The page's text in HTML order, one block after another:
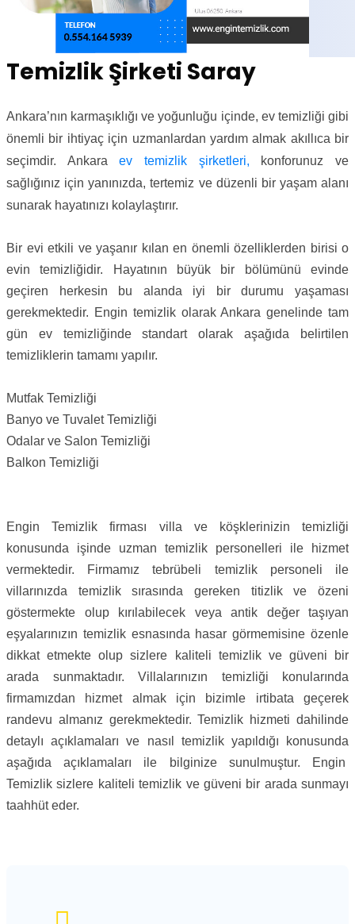
Temizlik Şirketi Saray
Ankara’nın karmaşıklığı ve yoğunluğu içinde, ev temizliği gibi
önemli bir ihtiyaç için uzmanlardan yardım almak akıllıca bir
seçimdir. Ankaraev temizlik şirketleri, konforunuz ve
sağlığınız için yanınızda, tertemiz ve düzenli bir yaşam alanı
sunarak hayatınızı kolaylaştırır.
Bir evi etkili ve yaşanır kılan en önemli özelliklerden birisi o
evin temizliğidir. Hayatının büyük bir bölümünü evinde
geçiren herkesin bu alanda iyi bir durumu yaşaması
gerekmektedir. Engin temizlik olarak Ankara genelinde tam
gün ev temizliğinde standart olarak aşağıda belirtilen
temizliklerin tamamı yapılır.
Mutfak Temizliği
Banyo ve Tuvalet Temizliği
Odalar ve Salon Temizliği
Balkon Temizliği
Engin Temizlik firması villa ve köşklerinizin temizliği
konusunda işinde uzman temizlik personelleri ile hizmet
vermektedir. Firmamız tebrübeli temizlik personeli ile
villarınızda temizlik sırasında gereken titizlik ve özeni
göstermekte olup kırılabilecek veya antik değer taşıyan
eşyalarınızın temizlik esnasında hasar görmemisine özenle
dikkat etmekte olup sizlere kaliteli temizlik ve güveni bir
arada sunmaktadır. Villalarınızın temizliği konularında
firmamızdan hizmet almak için bizimle irtibata geçerek
randevu almanız gerekmektedir. Temizlik hizmeti dahilinde
detaylı açıklamaları ve nasıl temizlik yapıldığı konusunda
aşağıda açıklamaları ile bilginize sunulmuştur. Engin
Temizlik sizlere kaliteli temizlik ve güveni bir arada sunmayı
taahhüt eder.